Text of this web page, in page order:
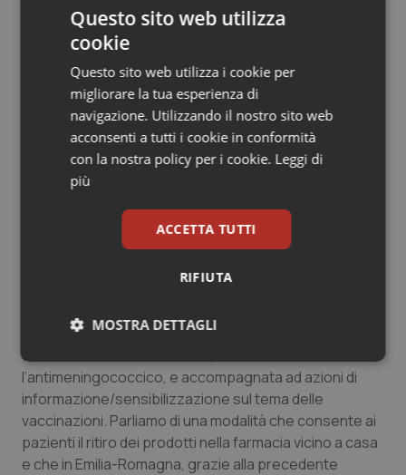
specialistica ambulatoriale, prevedendo la possibilità
di rendere disponibile il ritiro del referto in farmacia e di
attivare il Fascicolo sanitario elettronico, con l’obiettivo
di favorirne e ampliarne sempre più l’utilizzo a livello
regionale. Inoltre, prevede la partecipazione delle
Farmacie convenzionate alla distribuzione di alcuni tipi
di prodotti di assistenza integrativa, attualmente
svolta dalle Aziende sanitarie, in particolare presidi per
stomie, con l’impegno a valutarne l’estensione sulla
base dei risultati.
Altro contenuto dell’intesa che migliorerà i servizi
, lo sviluppo dell’attività di “distribuzione
Aziende sanitarie: un’attività che viene allargata alla
distribuzione di alcuni vaccini, come
l’antimeningococcico, e accompagnata ad azioni di
informazione/sensibilizzazione sul tema delle
vaccinazioni. Parliamo di una modalità che consente ai
pazienti il ritiro dei prodotti nella farmacia vicino a casa
e che in Emilia-Romagna, grazie alla precedente
Questo sito web utilizza
cookie
Questo sito web utilizza i cookie per
migliorare la tua esperienza di
navigazione. Utilizzando il nostro sito web
acconsenti a tutti i cookie in conformità
con la nostra policy per i cookie. Leggi di
più
ACCETTA TUTTI
RIFIUTA
MOSTRA DETTAGLI
Necessari Statistici Marketing